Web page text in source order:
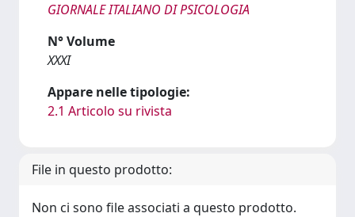
GIORNALE ITALIANO DI PSICOLOGIA
N° Volume
XXXI
Appare nelle tipologie:
2.1 Articolo su rivista
File in questo prodotto:
Non ci sono file associati a questo prodotto.